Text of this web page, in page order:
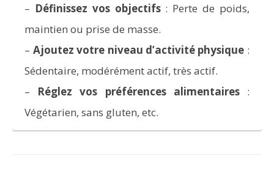
– Définissez vos objectifs: Perte de poids,
maintien ou prise de masse.
– Ajoutez votre niveau d’activité physique :
Sédentaire, modérément actif, très actif.
– Réglez vos préférences alimentaires:
Végétarien, sans gluten, etc.